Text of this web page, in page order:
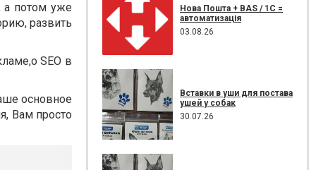
а потом уже
развить
SEO в
основное
Вам просто
Нова Пошта + BAS / 1C =
автоматизація
03.08.26
Вставки в уши для постава
ушей у собак
30.07.26